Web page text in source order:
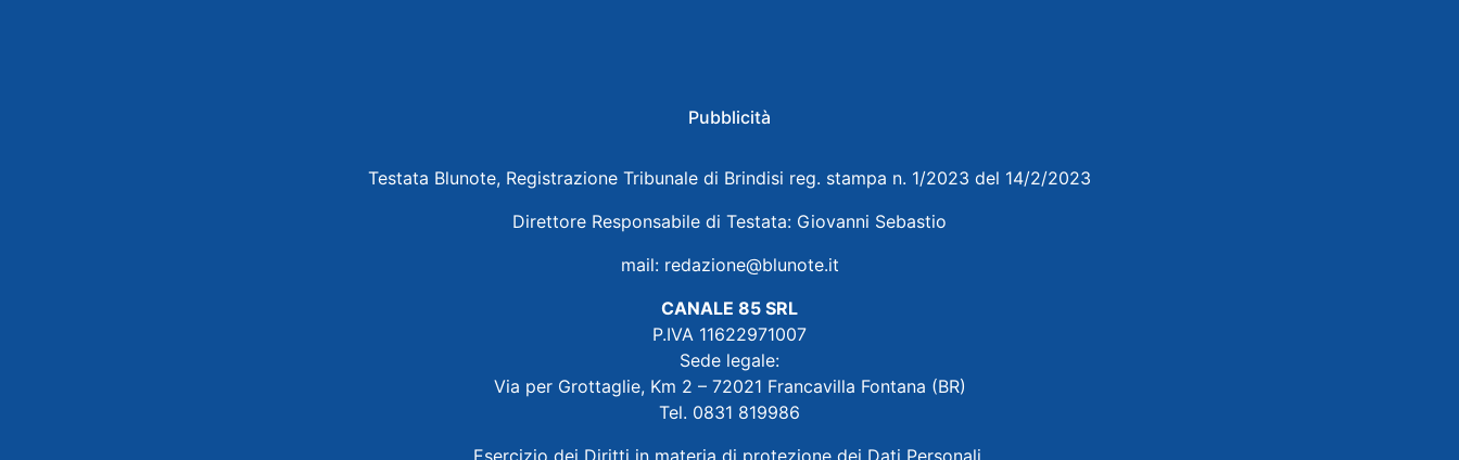
Pubblicità
Testata Blunote, Registrazione Tribunale di Brindisi reg. stampa n. 1/2023 del 14/2/2023
Direttore Responsabile di Testata: Giovanni Sebastio
mail: redazione@blunote.it
CANALE 85 SRL
P.IVA 11622971007
Sede legale:
Via per Grottaglie, Km 2 – 72021 Francavilla Fontana (BR)
Tel. 0831 819986
Esercizio dei Diritti in materia di protezione dei Dati Personali